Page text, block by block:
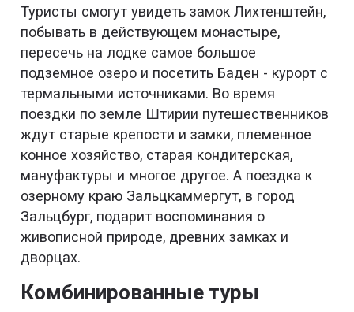
Туристы смогут увидеть замок Лихтенштейн,
побывать в действующем монастыре,
пересечь на лодке самое большое
подземное озеро и посетить Баден - курорт с
термальными источниками. Во время
поездки по земле Штирии путешественников
ждут старые крепости и замки, племенное
конное хозяйство, старая кондитерская,
мануфактуры и многое другое. А поездка к
озерному краю Зальцкаммергут, в город
Зальцбург, подарит воспоминания о
живописной природе, древних замках и
дворцах.
Комбинированные туры